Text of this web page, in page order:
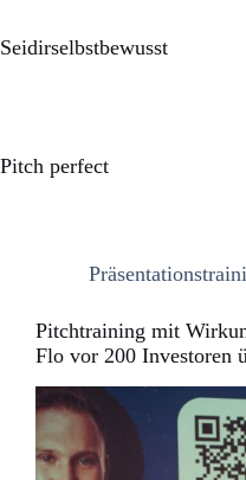
Seidirselbstbewusst
Pitch perfect
Pitchtraining mit
Flo vor 200 Investoren